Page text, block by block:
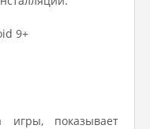
9+
игры, показывает